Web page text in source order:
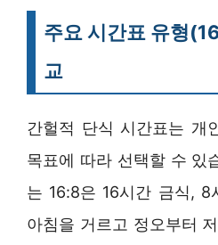
주요 시간표 유형
교
간헐적 단식 시간표는 개
목표에 따라 선택할 수 있
는 16:8은 16시간 금식, 8
아침을 거르고 정오부터